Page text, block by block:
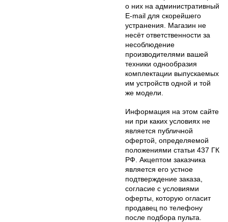
о них на административный
E-mail для скорейшего
устранения. Магазин не
несёт ответственности за
несоблюдение
производителями вашей
техники однообразия
комплектации выпускаемых
им устройств одной и той
же модели.
Информация на этом сайте
ни при каких условиях не
является публичной
офертой, определяемой
положениями статьи 437 ГК
РФ. Акцептом заказчика
является его устное
подтверждение заказа,
согласие с условиями
оферты, которую огласит
продавец по телефону
после подбора пульта.